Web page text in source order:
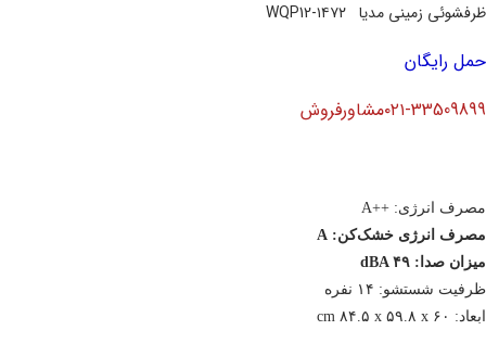
ظرفشوئی زمینی مدیا WQP12-۱۴۷۲
حمل رایگان
۰۲۱-33509899مشاورفروش
مصرف انرژی: ++A
مصرف انرژی خشک‌‌کن: A
میزان صدا: dBA ۴۹
ظرفیت شستشو: ۱۴ نفره
ابعاد: cm ۸۴.۵ x ۵۹.۸ x ۶۰